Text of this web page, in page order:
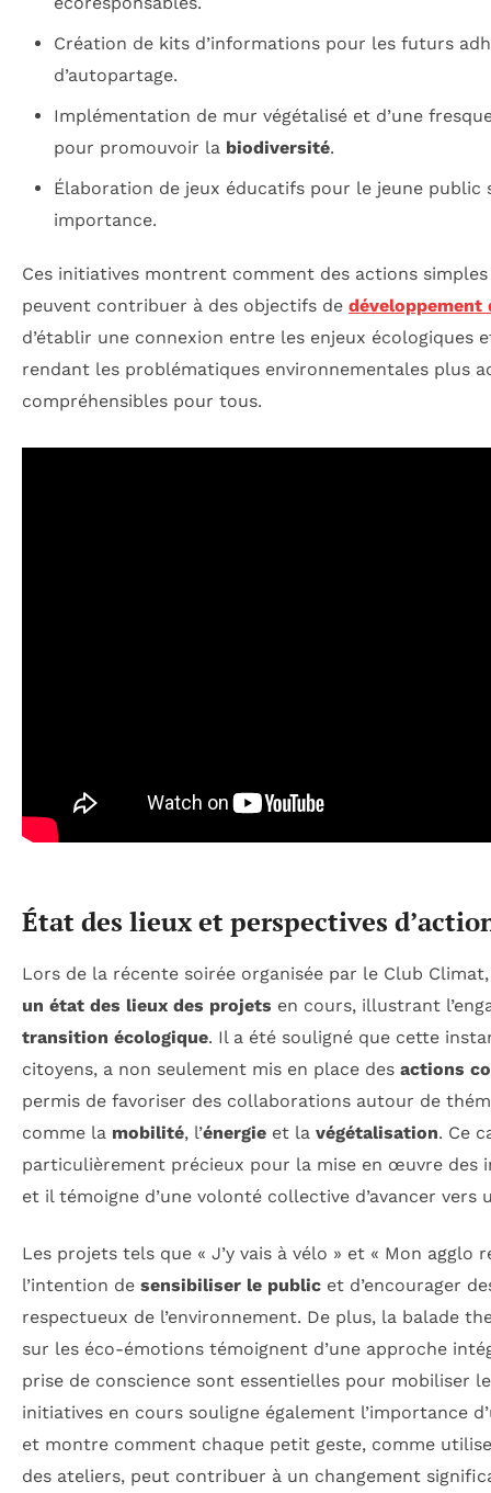
Création de kits d’informations pour les futurs
d’autopartage.
Implémentation de mur végétalisé et d’une
pour promouvoir la biodiversité.
Élaboration de jeux éducatifs pour le jeune public
importance.
Ces initiatives montrent comment des actions
peuvent contribuer à des objectifs de développement
d’établir une connexion entre les enjeux écologiques
rendant les problématiques environnementales plus
compréhensibles pour tous.
État des lieux et perspectives
Lors de la récente soirée organisée par le Club
un état des lieux des projets en cours, illustrant
transition écologique. Il a été souligné que cette
citoyens, a non seulement mis en place des actions
permis de favoriser des collaborations autour de
comme la mobilité, l’énergie et la végétalisation. Ce
particulièrement précieux pour la mise en œuvre des
et il témoigne d’une volonté collective d’avancer vers
Les projets tels que « J’y vais à vélo » et « Mon agglo
l’intention de sensibiliser le public et d’encourager
respectueux de l’environnement. De plus, la balade
sur les éco-émotions témoignent d’une approche
prise de conscience sont essentielles pour mobiliser
initiatives en cours souligne également l’importance
et montre comment chaque petit geste, comme
des ateliers, peut contribuer à un changement